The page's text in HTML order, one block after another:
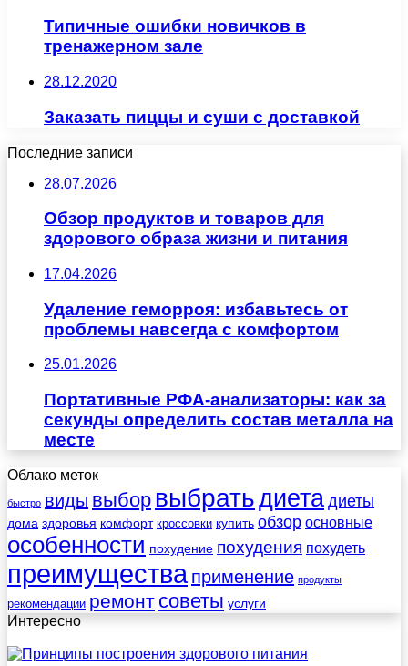
Типичные ошибки новичков в
тренажерном зале
28.12.2020
Заказать пиццы и суши с доставкой
Последние записи
28.07.2026
Обзор продуктов и товаров для
здорового образа жизни и питания
17.04.2026
Удаление геморроя: избавьтесь от
проблемы навсегда с комфортом
25.01.2026
Портативные РФА-анализаторы: как за
секунды определить состав металла на
месте
Облако меток
быстро виды выбор выбратьдиета диеты
дома здоровья комфорт кроссовки купить обзор основные
особенности похудение похудения похудеть
преимущества применение продукты
рекомендации ремонт советы услуги
Интересно